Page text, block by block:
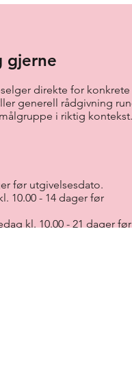
gjerne
direkte for konkrete
generell rådgivning
i riktig kontekst.
før utgivelsesdato.
10.00 - 14 dager før
kl. 10.00 - 21 dager før